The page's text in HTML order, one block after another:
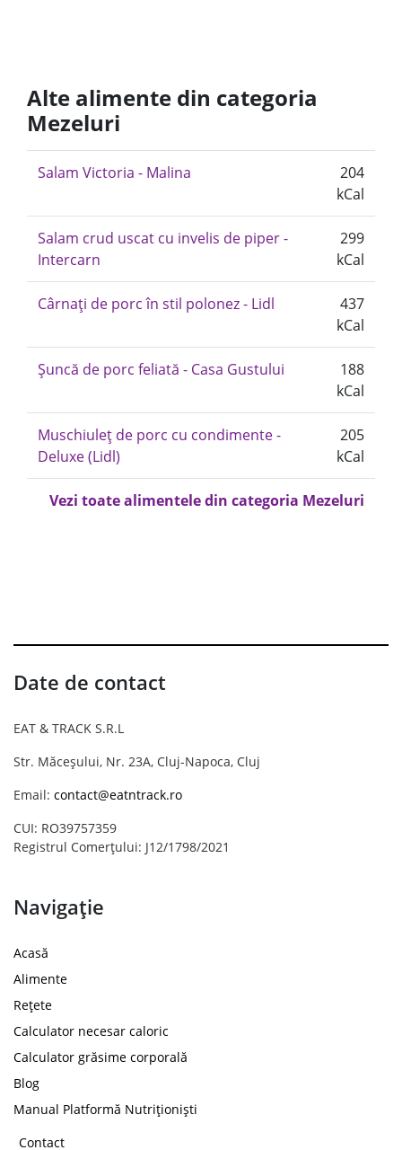
Alte alimente din categoria
Mezeluri
Salam Victoria - Malina
204
kCal
Salam crud uscat cu invelis de piper -
Intercarn
299
kCal
Cârnați de porc în stil polonez - Lidl
437
kCal
Șuncă de porc feliată - Casa Gustului
188
kCal
Muschiuleț de porc cu condimente -
Deluxe (Lidl)
205
kCal
Vezi toate alimentele din categoria Mezeluri
Date de contact
EAT & TRACK S.R.L
Str. Măceșului, Nr. 23A, Cluj-Napoca, Cluj
Email: contact@eatntrack.ro
CUI: RO39757359
Registrul Comerțului: J12/1798/2021
Navigație
Acasă
Alimente
Rețete
Calculator necesar caloric
Calculator grăsime corporală
Blog
Manual Platformă Nutriționiști
Contact